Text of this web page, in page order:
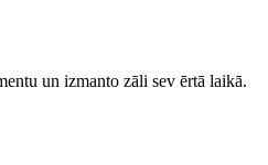
un izmanto zāli sev ērtā laikā.